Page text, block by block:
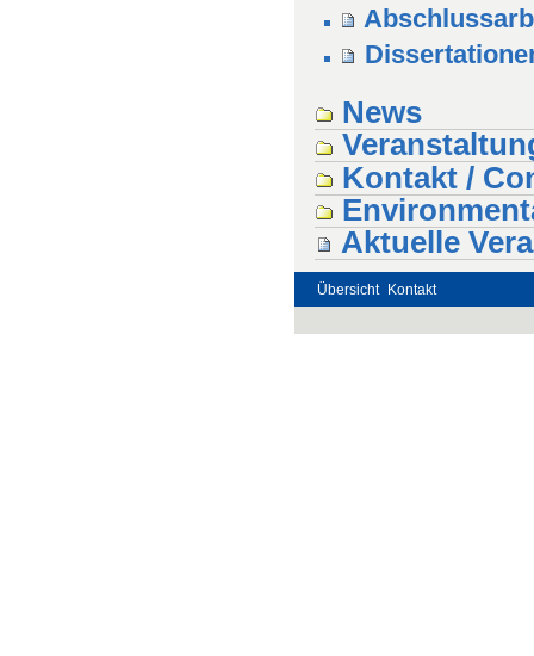
News
Kontakt /
Aktuelle
Übersicht Kontakt